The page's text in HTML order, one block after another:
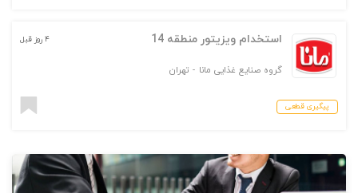
استخدام ویزیتور منطقه 14
گروه صنایع غذایی مانا - تهران
۴ روز قبل
پیگیری قطعی